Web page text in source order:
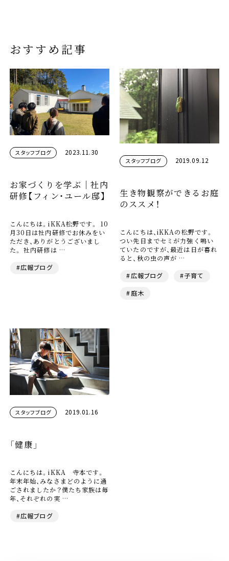
おすすめ記事
スタッフブログ 2023.11.30
お家づくりを学ぶ｜社内
研修【フィン・ユール邸】
こんにちは。iKKA松野です。 10
月30日は社内研修でお休みをい
ただき、ありがとうございまし
た。 社内研修は …
#広報ブログ
スタッフブログ 2019.09.12
生き物観察ができるお庭
のススメ！
こんにちは、iKKAの松野です。
つい先日までセミが力強く鳴い
ていたのですが、最近は日が暮れ
ると、秋の虫の声が …
#広報ブログ
#子育て
#庭木
スタッフブログ 2019.01.16
「健康」
こんにちは。iKKA 寺本です。
年末年始、みなさまどのように過
ごされましたか？僕たち家族は毎
年、それぞれの実 …
#広報ブログ